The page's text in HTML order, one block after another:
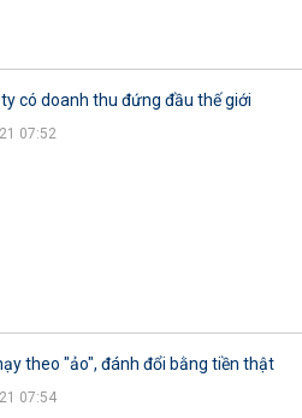
có doanh thu đứng đầu thế giới
07:52
theo "ảo", đánh đổi bằng tiền thật
07:54